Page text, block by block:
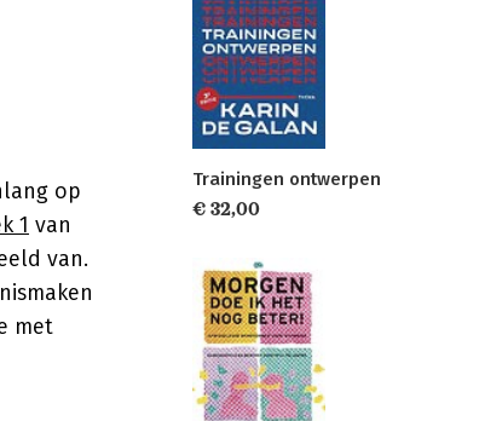
op
1 van
van.
met
Trainingen ontwerpen
€ 32,00